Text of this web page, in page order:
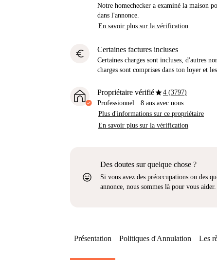
Notre homechecker a examiné la maison
dans l'annonce.
En savoir plus sur la vérification
euro Certaines factures incluses
Certaines charges sont incluses, d'autres
charges sont comprises dans ton loyer et
Propriétaire vérifiéstar4 (3797)
Professionnel · 8 ans avec nous
Plus d'informations sur ce propriétaire
En savoir plus sur la vérification
sentiment_very_satisfied
Des doutes sur quelque chose ?
Si vous avez des préoccupations ou des
annonce, nous sommes là pour vous aider.
Présentation Politiques d'Annulation Les